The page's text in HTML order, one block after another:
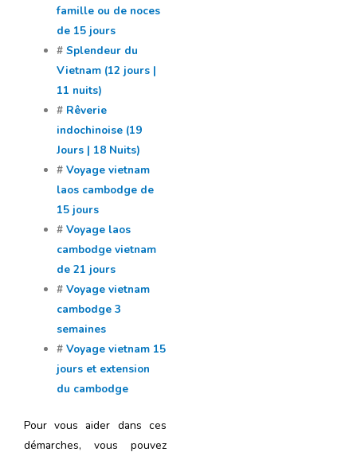
famille ou de noces
de 15 jours
#Splendeur du
Vietnam (12 jours |
11 nuits)
# Rêverie
indochinoise (19
Jours | 18 Nuits)
#Voyage vietnam
laos cambodge de
15 jours
#Voyage laos
cambodge vietnam
de 21 jours
#Voyage vietnam
cambodge 3
semaines
#Voyage vietnam 15
jours et extension
du cambodge
Pour vous aider dans ces
démarches, vous pouvez